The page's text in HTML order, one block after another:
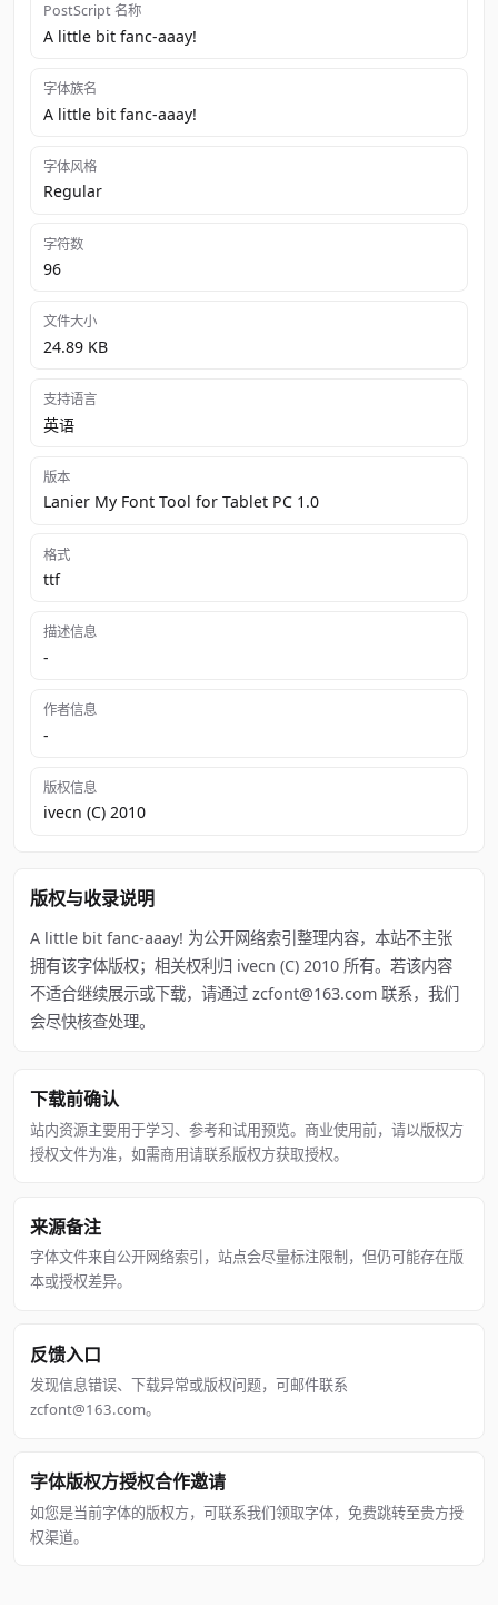
PostScript 名称
A little bit fanc-aaay!
字体族名
A little bit fanc-aaay!
字体风格
Regular
字符数
96
文件大小
24.89 KB
支持语言
英语
版本
Lanier My Font Tool for Tablet PC 1.0
格式
ttf
描述信息
-
作者信息
-
版权信息
ivecn (C) 2010
版权与收录说明
A little bit fanc-aaay! 为公开网络索引整理内容，本站不主张
拥有该字体版权；相关权利归 ivecn (C) 2010 所有。若该内容
不适合继续展示或下载，请通过 zcfont@163.com 联系，我们
会尽快核查处理。
下载前确认
站内资源主要用于学习、参考和试用预览。商业使用前，请以版权方
授权文件为准，如需商用请联系版权方获取授权。
来源备注
字体文件来自公开网络索引，站点会尽量标注限制，但仍可能存在版
本或授权差异。
反馈入口
发现信息错误、下载异常或版权问题，可邮件联系
zcfont@163.com。
字体版权方授权合作邀请
如您是当前字体的版权方，可联系我们领取字体，免费跳转至贵方授
权渠道。